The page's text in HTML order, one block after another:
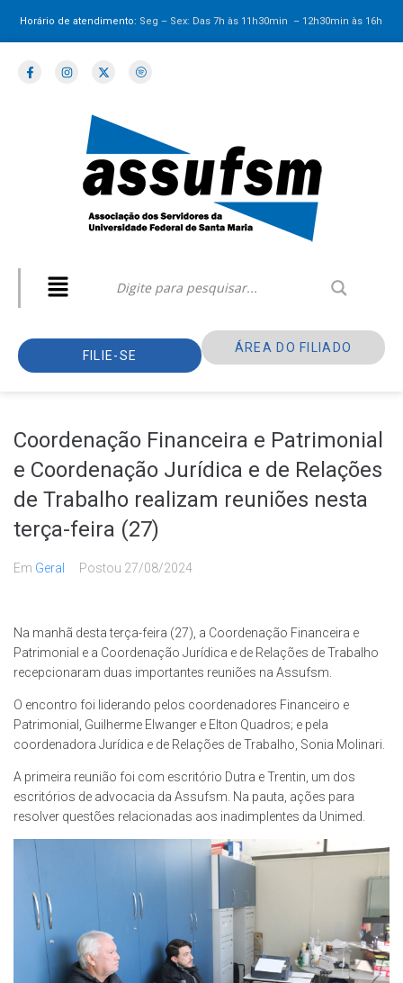
Horário de atendimento: Seg – Sex: Das 7h às 11h30min – 12h30minàs 16h
FILIE-SE
ÁREA DO FILIADO
Coordenação Financeira e Patrimonial
e Coordenação Jurídica e de Relações
de Trabalho realizam reuniões nesta
terça-feira (27)
Em Geral Postou 27/08/2024
Na manhã desta terça-feira (27), a Coordenação Financeira e
Patrimonial e a Coordenação Jurídica e de Relações de Trabalho
recepcionaram duas importantes reuniões na Assufsm.
O encontro foi liderando pelos coordenadores Financeiro e
Patrimonial, Guilherme Elwanger e Elton Quadros; e pela
coordenadora Jurídica e de Relações de Trabalho, Sonia Molinari.
A primeira reunião foi com escritório Dutra e Trentin, um dos
escritórios de advocacia da Assufsm. Na pauta, ações para
resolver questões relacionadas aos inadimplentes da Unimed.